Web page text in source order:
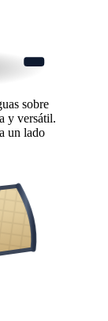
sobre
y versátil.
un lado